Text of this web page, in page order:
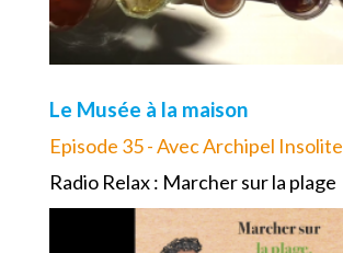
Le Musée à la maison
Episode 35 - Avec Archipel Insolite
Radio Relax : Marcher sur la plage